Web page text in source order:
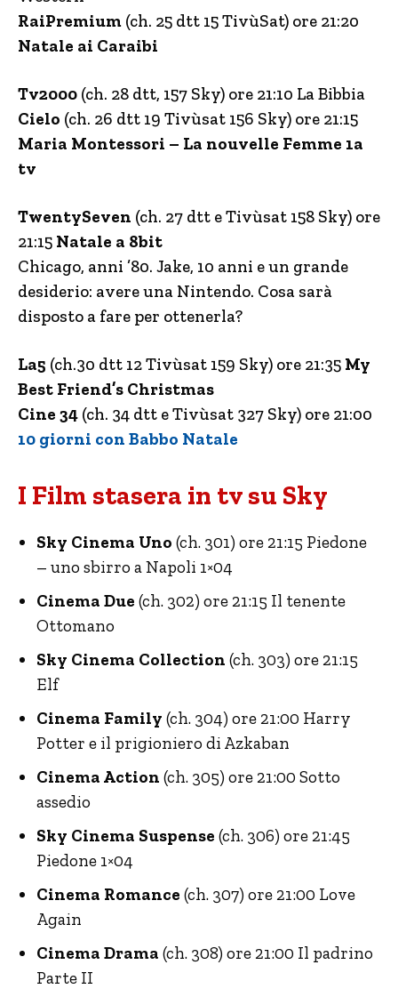
RaiPremium (ch. 25 dtt 15 TivùSat) ore 21:20
Natale ai Caraibi
Tv2000 (ch. 28 dtt, 157 Sky) ore 21:10 La Bibbia
Cielo (ch. 26 dtt 19 Tivùsat 156 Sky) ore 21:15
Maria Montessori – La nouvelle Femme 1a
tv
TwentySeven (ch. 27 dtt e Tivùsat 158 Sky) ore
21:15 Natale a 8bit
Chicago, anni ’80. Jake, 10 anni e un grande
desiderio: avere una Nintendo. Cosa sarà
disposto a fare per ottenerla?
La5 (ch.30 dtt 12 Tivùsat 159 Sky) ore 21:35 My
Best Friend’s Christmas
Cine 34 (ch. 34 dtt e Tivùsat 327 Sky) ore 21:00
10 giorni con Babbo Natale
I Film stasera in tv su Sky
Sky Cinema Uno (ch. 301) ore 21:15 Piedone
– uno sbirro a Napoli 1×04
Cinema Due (ch. 302) ore 21:15 Il tenente
Ottomano
Sky Cinema Collection (ch. 303) ore 21:15
Elf
Cinema Family (ch. 304) ore 21:00 Harry
Potter e il prigioniero di Azkaban
Cinema Action (ch. 305) ore 21:00 Sotto
assedio
Sky Cinema Suspense (ch. 306) ore 21:45
Piedone 1×04
Cinema Romance (ch. 307) ore 21:00 Love
Again
Cinema Drama (ch. 308) ore 21:00 Il padrino
Parte II